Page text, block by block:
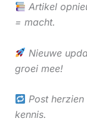
Artikel
= macht.
Nieuwe
groei mee!
Post
kennis.